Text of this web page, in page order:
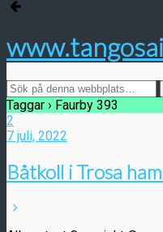
Taggar › Faurby 393
2
7 juli, 2022
Båtkoll i Trosa